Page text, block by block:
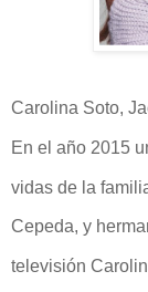
Carolina Soto,
En el año 2015
vidas de la
Cepeda, y
televisión